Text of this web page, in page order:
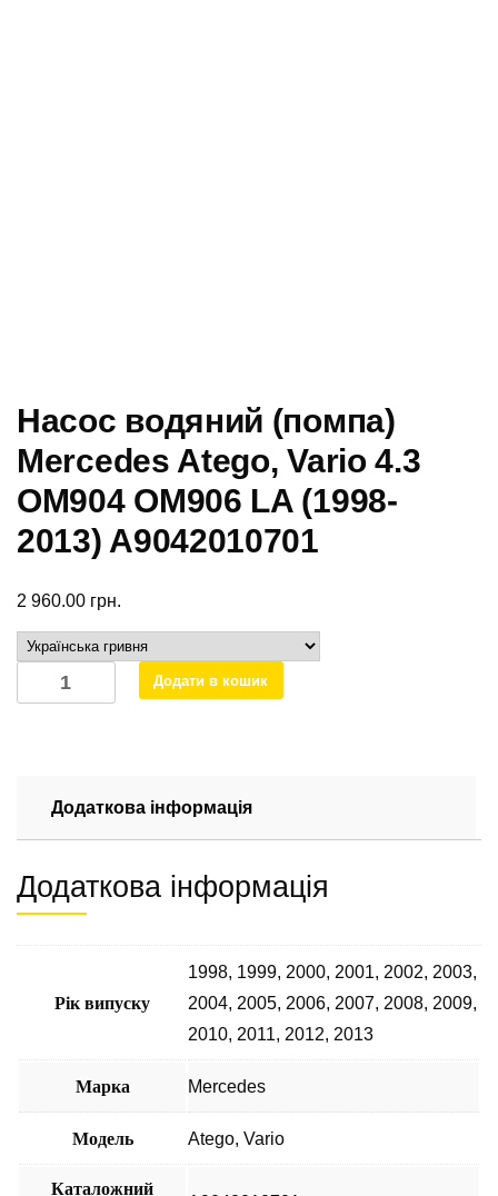
Насос водяний (помпа)
Mercedes Atego, Vario 4.3
OМ904 OM906 LA (1998-
2013) A9042010701
2 960.00 грн.
Насос
водяний
Vario
OM906
LA
A9042010701
Додати в кошик
Додаткова інформація
Додаткова інформація
Рік випуску
1998, 1999, 2000, 2001, 2002, 2003,
2004, 2005, 2006, 2007, 2008, 2009,
2010, 2011, 2012, 2013
Марка Mercedes
Модель Atego, Vario
Каталожний